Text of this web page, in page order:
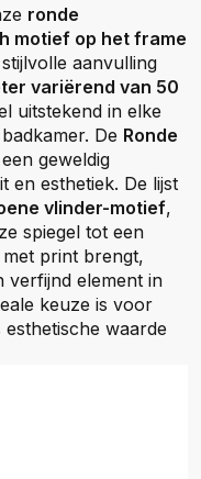
ronde
motief op het frame
aanvulling
variërend van 50
uitstekend in elke
De Ronde
geweldig
en esthetiek. De lijst
vlinder-motief,
spiegel tot een
print brengt,
verfijnd element in
keuze is voor
waarde